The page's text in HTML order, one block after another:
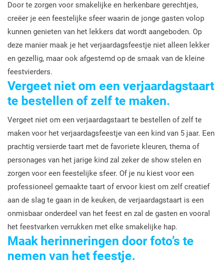
Door te zorgen voor smakelijke en herkenbare gerechtjes,
creëer je een feestelijke sfeer waarin de jonge gasten volop
kunnen genieten van het lekkers dat wordt aangeboden. Op
deze manier maak je het verjaardagsfeestje niet alleen lekker
en gezellig, maar ook afgestemd op de smaak van de kleine
feestvierders.
Vergeet niet om een verjaardagstaart
te bestellen of zelf te maken.
Vergeet niet om een verjaardagstaart te bestellen of zelf te
maken voor het verjaardagsfeestje van een kind van 5 jaar. Een
prachtig versierde taart met de favoriete kleuren, thema of
personages van het jarige kind zal zeker de show stelen en
zorgen voor een feestelijke sfeer. Of je nu kiest voor een
professioneel gemaakte taart of ervoor kiest om zelf creatief
aan de slag te gaan in de keuken, de verjaardagstaart is een
onmisbaar onderdeel van het feest en zal de gasten en vooral
het feestvarken verrukken met elke smakelijke hap.
Maak herinneringen door foto’s te
nemen van het feestje.